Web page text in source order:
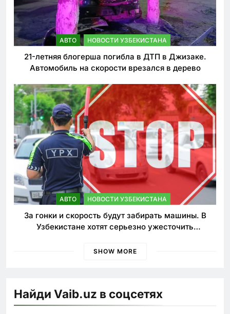
АВТО НОВОСТИ УЗБЕКИСТАНА
21-летняя блогерша погибла в ДТП в Джизаке.
Автомобиль на скорости врезался в дерево
АВТО НОВОСТИ УЗБЕКИСТАНА
За гонки и скорость будут забирать машины. В
Узбекистане хотят серьезно ужесточить
SHOW MORE
Найди Vaib.uz в соцсетях